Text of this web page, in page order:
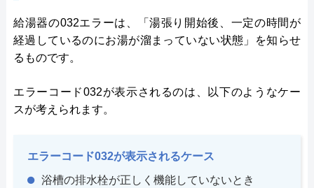
給湯器の032エラーは、「湯張り開始後、一定の時間が
経過しているのにお湯が溜まっていない状態」を知らせ
るものです。
エラーコード032が表示されるのは、以下のようなケー
スが考えられます。
エラーコード032が表示されるケース
浴槽の排水栓が正しく機能していないとき